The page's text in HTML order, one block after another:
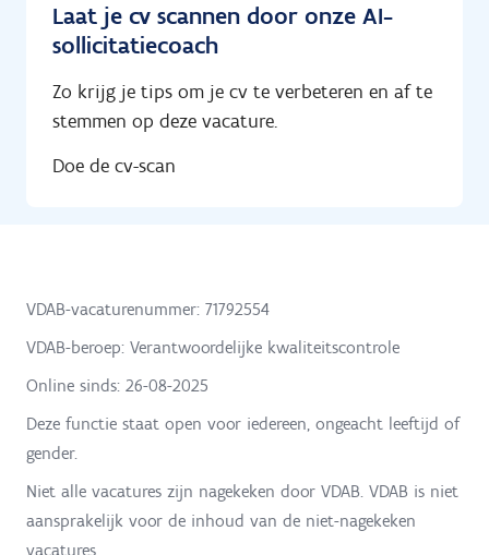
Laat je cv scannen door onze AI-
sollicitatiecoach
Zo krijg je tips om je cv te verbeteren en af te
stemmen op deze vacature.
Doe de cv-scan
VDAB-vacaturenummer: 71792554
VDAB-beroep: Verantwoordelijke kwaliteitscontrole
Online sinds: 26-08-2025
Deze functie staat open voor iedereen, ongeacht leeftijd of
gender.
Niet alle vacatures zijn nagekeken door VDAB. VDAB is niet
aansprakelijk voor de inhoud van de niet-nagekeken
vacatures.